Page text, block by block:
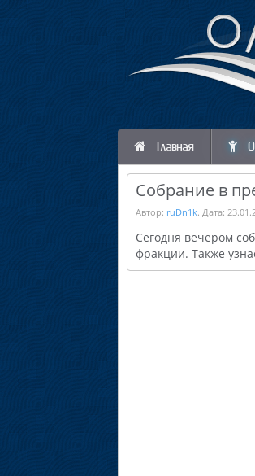
Главная
Собрание в
Автор: ruDn1k. Дата:
Сегодня вечером
фракции. Также